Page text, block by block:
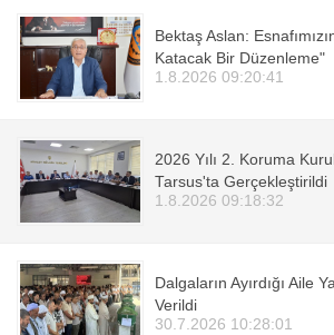
Bektaş Aslan:
Katacak Bir Düzenleme"
1.8.2026 09:20:41
2026 Yılı 2. Koruma
Tarsus'ta Gerçekleştirildi
1.8.2026 09:18:32
Dalgaların Ayırdığı Aile
Verildi
30.7.2026 10:28:01